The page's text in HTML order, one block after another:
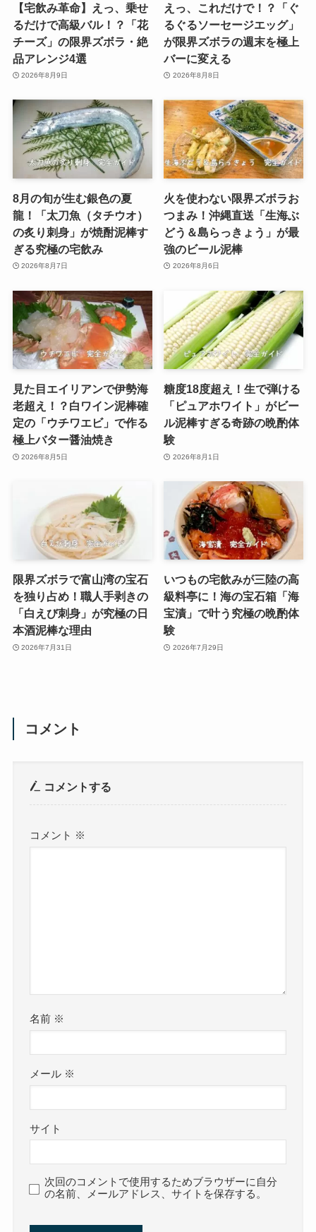
【宅飲み革命】えっ、乗せ
るだけで高級バル！？「花
チーズ」の限界ズボラ・絶
品アレンジ4選
2026年8月9日
えっ、これだけで！？「ぐ
るぐるソーセージエッグ」
が限界ズボラの週末を極上
バーに変える
2026年8月8日
8月の旬が生む銀色の夏
龍！「太刀魚（タチウオ）
の炙り刺身」が焼酎泥棒す
ぎる究極の宅飲み
2026年8月7日
火を使わない限界ズボラお
つまみ！沖縄直送「生海ぶ
どう＆島らっきょう」が最
強のビール泥棒
2026年8月6日
見た目エイリアンで伊勢海
老超え！？白ワイン泥棒確
定の「ウチワエビ」で作る
極上バター醤油焼き
2026年8月5日
糖度18度超え！生で弾ける
「ピュアホワイト」がビー
ル泥棒すぎる奇跡の晩酌体
験
2026年8月1日
限界ズボラで富山湾の宝石
を独り占め！職人手剥きの
「白えび刺身」が究極の日
本酒泥棒な理由
2026年7月31日
いつもの宅飲みが三陸の高
級料亭に！海の宝石箱「海
宝漬」で叶う究極の晩酌体
験
2026年7月29日
コメント
コメントする
コメント ※
名前 ※
メール ※
サイト
次回のコメントで使用するためブラウザーに自分
の名前、メールアドレス、サイトを保存する。